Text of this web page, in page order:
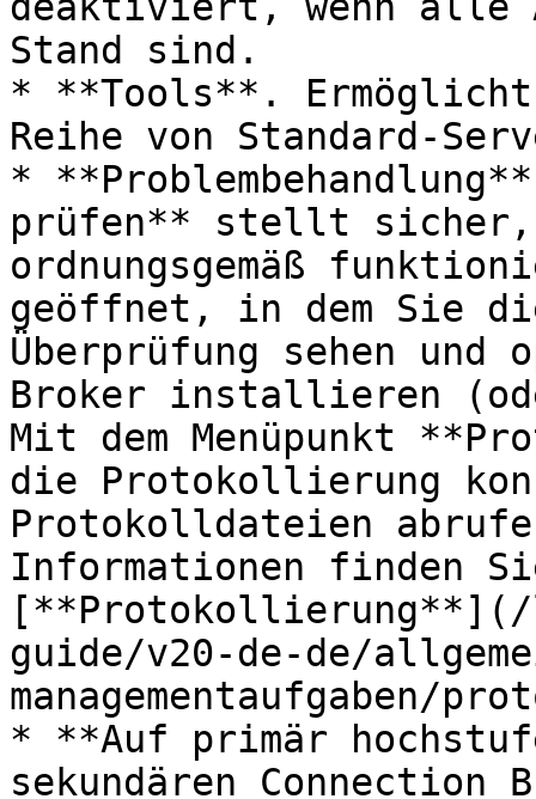
Stand sind.
* **Tools**.
Reihe von Standard-
*
prüfen** stellt sicher,
ordnungsgemäß
geöffnet, in dem Sie
Überprüfung sehen und
Broker installieren
Mit dem Menüpunkt
die Protokollierung
Protokolldateien
Informationen finden
[**Protokollierung**](/
guide/v20-de-de/
managementaufgaben/
* **Auf primär
sekundären